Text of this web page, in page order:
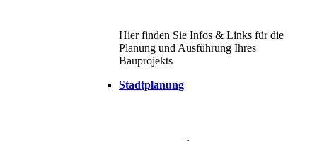
Hier finden Sie Infos & Links für die
Planung und Ausführung Ihres
Bauprojekts
Stadtplanung